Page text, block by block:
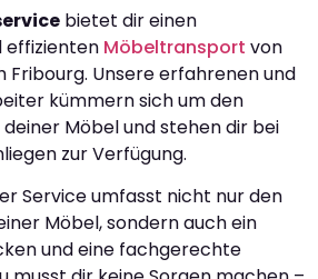
bietet dir einen
effizienten Möbeltransport von
Fribourg. Unsere erfahrenen und
kümmern sich um den
Möbel und stehen dir bei
zur Verfügung.
Service umfasst nicht nur den
Möbel, sondern auch ein
und eine fachgerechte